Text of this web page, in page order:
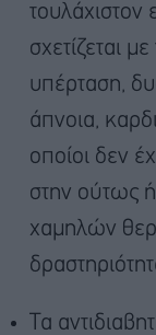
τουλάχιστον
σχετίζεται
υπέρταση,
άπνοια,
οποίοι δεν
στην ούτως
χαμηλών
Τα